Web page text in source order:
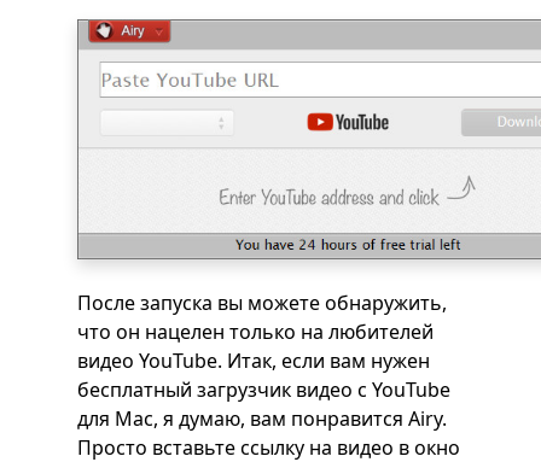
После запуска вы можете обнаружить,
что он нацелен только на любителей
видео YouTube. Итак, если вам нужен
бесплатный загрузчик видео с YouTube
для Mac, я думаю, вам понравится Airy.
Просто вставьте ссылку на видео в окно